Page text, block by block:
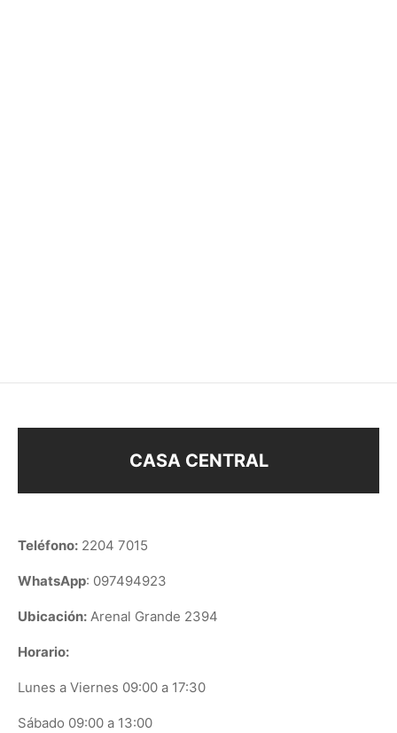
CASA CENTRAL
Teléfono: 2204 7015
WhatsApp: 097494923
Ubicación: Arenal Grande 2394
Horario:
Lunes a Viernes 09:00 a 17:30
Sábado 09:00 a 13:00